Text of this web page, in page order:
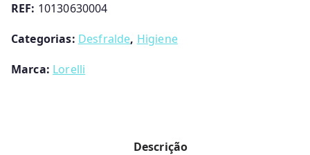
REF: 10130630004
Categorias: Desfralde, Higiene
Marca: Lorelli
Descrição